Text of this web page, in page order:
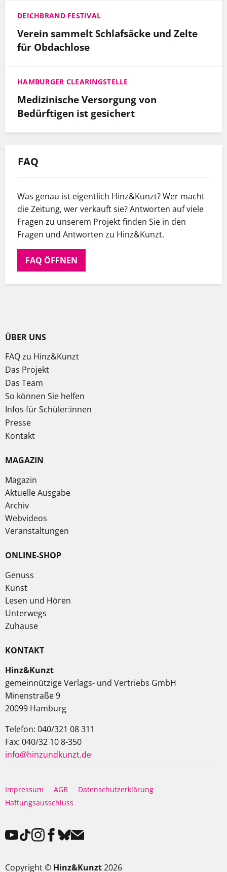
DEICHBRAND FESTIVAL
Verein sammelt Schlafsäcke und Zelte
für Obdachlose
HAMBURGER CLEARINGSTELLE
Medizinische Versorgung von
Bedürftigen ist gesichert
FAQ
Was genau ist eigentlich Hinz&Kunzt? Wer macht
die Zeitung, wer verkauft sie? Antworten auf viele
Fragen zu unserem Projekt finden Sie in den
Fragen und Antworten zu Hinz&Kunzt.
FAQ ÖFFNEN
ÜBER UNS
FAQ zu Hinz&Kunzt
Das Projekt
Das Team
So können Sie helfen
Infos für Schüler:innen
Presse
Kontakt
MAGAZIN
Magazin
Aktuelle Ausgabe
Archiv
Webvideos
Veranstaltungen
ONLINE-SHOP
Genuss
Kunst
Lesen und Hören
Unterwegs
Zuhause
KONTAKT
Hinz&Kunzt
gemeinnützige Verlags- und Vertriebs GmbH
Minenstraße 9
20099 Hamburg
Telefon: 040/321 08 311
Fax: 040/32 10 8-350
info@hinzundkunzt.de
Impressum AGB
Datenschutzerklärung
Haftungsausschluss
Copyright © Hinz&Kunzt2026